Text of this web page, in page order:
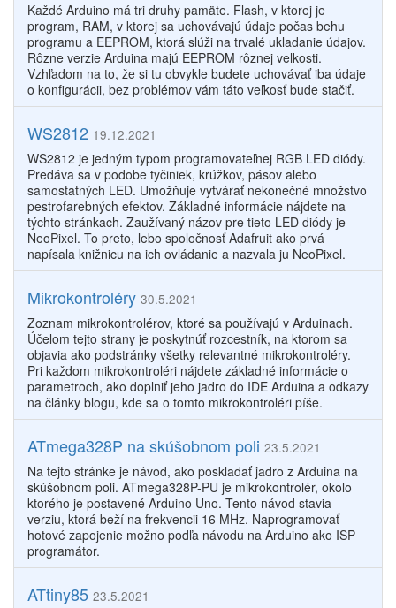
Každé Arduino má tri druhy pamäte. Flash, v ktorej je
program, RAM, v ktorej sa uchovávajú údaje počas behu
programu a EEPROM, ktorá slúži na trvalé ukladanie údajov.
Rôzne verzie Arduina majú EEPROM rôznej veľkosti.
Vzhľadom na to, že si tu obvykle budete uchovávať iba údaje
o konfigurácii, bez problémov vám táto veľkosť bude stačiť.
WS2812 19.12.2021
WS2812 je jedným typom programovateľnej RGB LED diódy.
Predáva sa v podobe tyčiniek, krúžkov, pásov alebo
samostatných LED. Umožňuje vytvárať nekonečné množstvo
pestrofarebných efektov. Základné informácie nájdete na
týchto stránkach. Zaužívaný názov pre tieto LED diódy je
NeoPixel. To preto, lebo spoločnosť Adafruit ako prvá
napísala knižnicu na ich ovládanie a nazvala ju NeoPixel.
Mikrokontroléry 30.5.2021
Zoznam mikrokontrolérov, ktoré sa používajú v Arduinach.
Účelom tejto strany je poskytnúť rozcestník, na ktorom sa
objavia ako podstránky všetky relevantné mikrokontroléry.
Pri každom mikrokontroléri nájdete základné informácie o
parametroch, ako doplniť jeho jadro do IDE Arduina a odkazy
na články blogu, kde sa o tomto mikrokontroléri píše.
ATmega328P na skúšobnom poli 23.5.2021
Na tejto stránke je návod, ako poskladať jadro z Arduina na
skúšobnom poli. ATmega328P-PU je mikrokontrolér, okolo
ktorého je postavené Arduino Uno. Tento návod stavia
verziu, ktorá beží na frekvencii 16 MHz. Naprogramovať
hotové zapojenie možno podľa návodu na Arduino ako ISP
programátor.
ATtiny85 23.5.2021